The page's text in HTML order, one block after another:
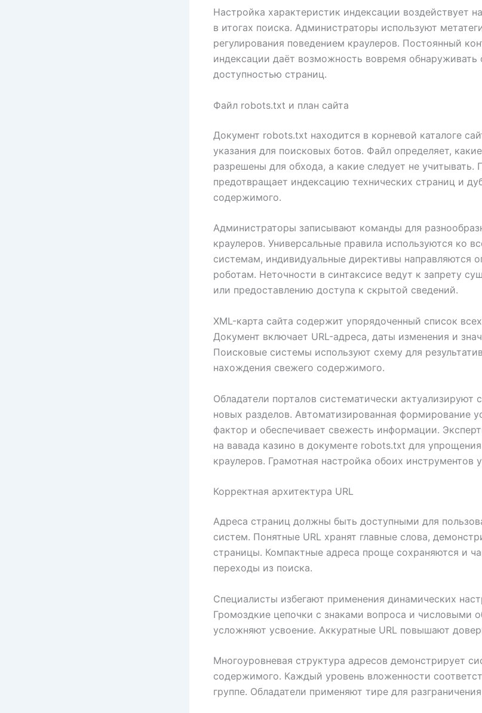
Настройка характеристик индексации воздействует
в итогах поиска. Администраторы используют
регулирования поведением краулеров. Постоянный
индексации даёт возможность вовремя обнаруживать
доступностью страниц.
Файл robots.txt и план сайта
Документ robots.txt находится в корневой каталоге
указания для поисковых ботов. Файл определяет,
разрешены для обхода, а какие следует не учитывать.
предотвращает индексацию технических страниц и
содержимого.
Администраторы записывают команды для
краулеров. Универсальные правила используются ко
системам, индивидуальные директивы направляются
роботам. Неточности в синтаксисе ведут к запрету
или предоставлению доступа к скрытой сведений.
XML-карта сайта содержит упорядоченный список
Документ включает URL-адреса, даты изменения и
Поисковые системы используют схему для
нахождения свежего содержимого.
Обладатели порталов систематически актуализируют
новых разделов. Автоматизированная формирование
фактор и обеспечивает свежесть информации.
на вавада казино в документе robots.txt для
краулеров. Грамотная настройка обоих инструментов
Корректная архитектура URL
Адреса страниц должны быть доступными для
систем. Понятные URL хранят главные слова,
страницы. Компактные адреса проще сохраняются и
переходы из поиска.
Специалисты избегают применения динамических
Громоздкие цепочки с знаками вопроса и числовыми
усложняют усвоение. Аккуратные URL повышают
Многоуровневая структура адресов демонстрирует
содержимого. Каждый уровень вложенности
группе. Обладатели применяют тире для